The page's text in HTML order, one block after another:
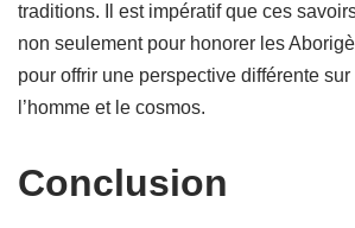
traditions. Il est impératif que ces
non seulement pour honorer les
pour offrir une perspective différente
l’homme et le cosmos.
Conclusion